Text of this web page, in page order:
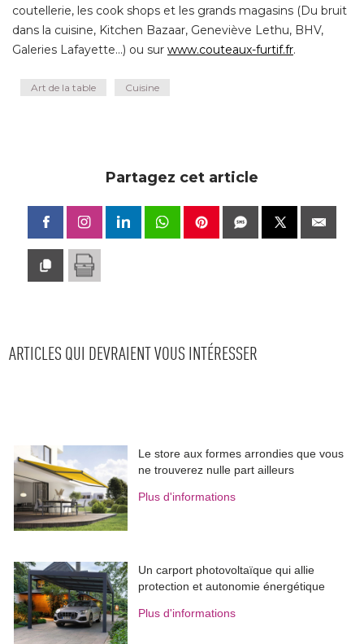
coutellerie, les cook shops et les grands magasins (Du bruit
dans la cuisine, Kitchen Bazaar, Geneviève Lethu, BHV,
Galeries Lafayette...) ou sur www.couteaux-furtif.fr.
Art de la table Cuisine
Partagez cet article
ARTICLES QUI DEVRAIENT VOUS INTÉRESSER
Le store aux formes arrondies que vous
ne trouverez nulle part ailleurs
Plus d'informations
Un carport photovoltaïque qui allie
protection et autonomie énergétique
Plus d'informations